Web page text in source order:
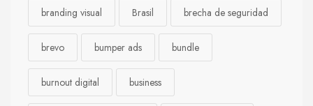
branding visual Brasil brecha de seguridad
brevo bumper ads bundle
burnout digital business